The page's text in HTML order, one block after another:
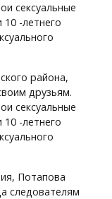
сексуальные
-летнего
района,
друзьям.
сексуальные
-летнего
Потапова
следователям